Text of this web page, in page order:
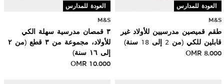
العودة للمدارس
M&S
طقم قميصين مدرسيين للأولاد غير
قابلين للكي (من 2 إلى 18 سنة)
OMR 8.000
العودة للمدارس
M&S
٣ قمصان مدرسية سهلة الكي
للأولاد، مجموعة من ٣ قطع (من ٢
إلى ١٦ سنة)
OMR 10.000